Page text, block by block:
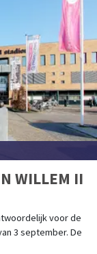
WILLEM II
voor de
3 september. De